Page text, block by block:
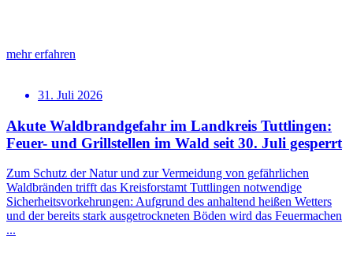
mehr erfahren
31. Juli 2026
Akute Waldbrandgefahr im Landkreis Tuttlingen:
Feuer- und Grillstellen im Wald seit 30. Juli gesperrt
Zum Schutz der Natur und zur Vermeidung von gefährlichen
Waldbränden trifft das Kreisforstamt Tuttlingen notwendige
Sicherheitsvorkehrungen: Aufgrund des anhaltend heißen Wetters
und der bereits stark ausgetrockneten Böden wird das Feuermachen
...